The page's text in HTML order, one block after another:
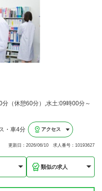
（休憩60分）,水土:09時00分～
・車4分 アクセス
更新日：2026/06/10 求人番号：10193627
類似の求人